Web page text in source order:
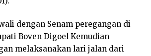
dengan Senam peregangan di
Boven Digoel Kemudian
melaksanakan lari jalan dari